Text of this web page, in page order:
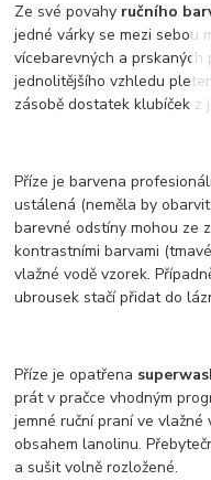
Ze své povahy ručního
jedné várky se mezi sebou
vícebarevných a
jednolitějšího vzhledu
zásobě dostatek klubíček z
Příze je barvena
ustálená (neměla by
barevné odstíny mohou ze
kontrastními barvami
vlažné vodě vzorek.
ubrousek stačí přidat do
Příze je opatřena
prát v pračce vhodným
jemné ruční praní ve
obsahem lanolinu.
a sušit volně rozložené.